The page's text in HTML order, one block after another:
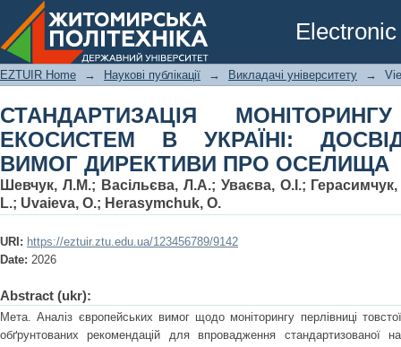
СТАНДАРТИЗАЦІЯ МОНІТОРИНГУ
ДОСВІД ІМПЛЕМЕНТАЦІЇ ВИМОГ
EZTUIR Home → Наукові публікації → Викладачі університету →
СТАНДАРТИЗАЦІЯ
ЕКОСИСТЕМ В УКРАЇНІ:
ВИМОГ ДИРЕКТИВИ ПРО ОСЕЛИЩА
Шевчук, Л.М.; Васільєва, Л.А.; Уваєва, О.І.;
L.; Uvaieva, O.; Herasymchuk, О.
URI: https://eztuir.ztu.edu.ua/123456789/9142
Date: 2026
Abstract (ukr):
Мета. Аналіз європейських вимог щодо моніторингу перлівниці
обґрунтованих рекомендацій для впровадження стандартизованої